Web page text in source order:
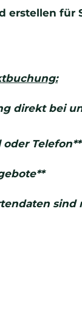
erstellen für
direkt bei
Telefon**